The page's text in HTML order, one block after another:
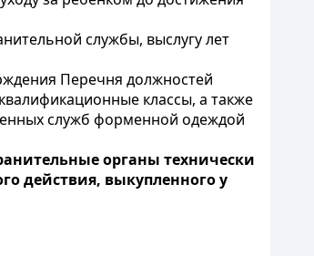
службы, выслугу лет
Перечня должностей
классы, а также
служб форменной одеждой
органы технически
действия, выкупленного у